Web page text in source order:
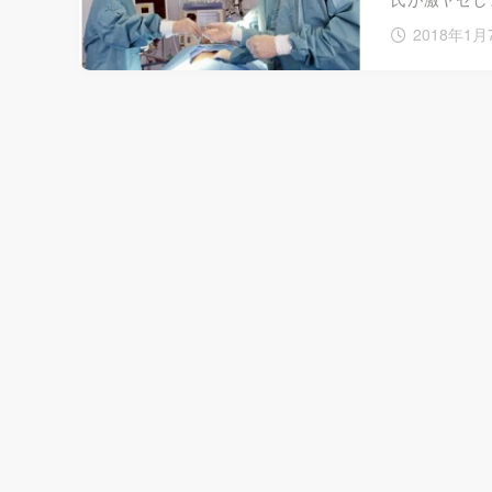
2018年1月